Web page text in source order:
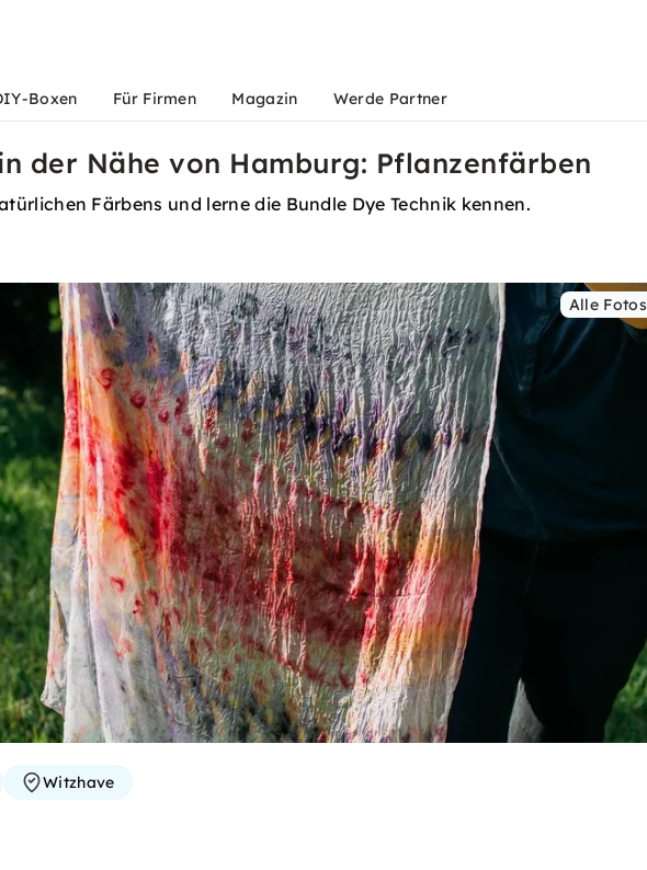
Boxen Für Firmen Magazin Werde Partner
der Nähe von Hamburg: Pflanzenfärben
Färbens und lerne die Bundle Dye Technik kennen.
Alle Fotos
Witzhave